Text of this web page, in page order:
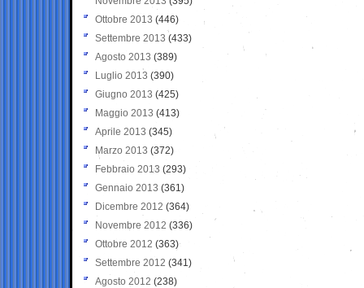
Ottobre 2013 (446)
Settembre 2013 (433)
Agosto 2013 (389)
Luglio 2013 (390)
Giugno 2013 (425)
Maggio 2013 (413)
Aprile 2013 (345)
Marzo 2013 (372)
Febbraio 2013 (293)
Gennaio 2013 (361)
Dicembre 2012 (364)
Novembre 2012 (336)
Ottobre 2012 (363)
Settembre 2012 (341)
Agosto 2012 (238)